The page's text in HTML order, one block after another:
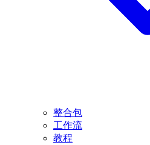
整合包
工作流
教程